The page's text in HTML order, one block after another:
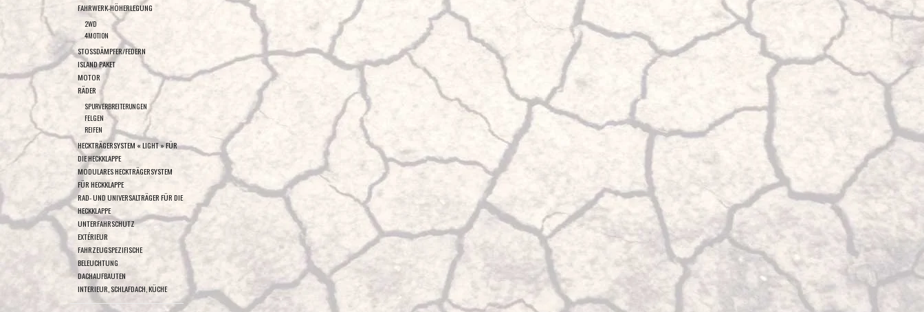
FAHRWERK-HÖHERLEGUNG
2WD
4MOTION
STOSSDÄMPFER/FEDERN
ISLAND PAKET
MOTOR
RÄDER
SPURVERBREITERUNGEN
FELGEN
REIFEN
HECKTRÄGERSYSTEM « LIGHT » FÜR
DIE HECKKLAPPE
MODULARES HECKTRÄGERSYSTEM
FÜR HECKKLAPPE
RAD- UND UNIVERSALTRÄGER FÜR DIE
HECKKLAPPE
UNTERFAHRSCHUTZ
EXTÉRIEUR
FAHRZEUGSPEZIFISCHE
BELEUCHTUNG
DACHAUFBAUTEN
INTERIEUR, SCHLAFDACH, KÜCHE